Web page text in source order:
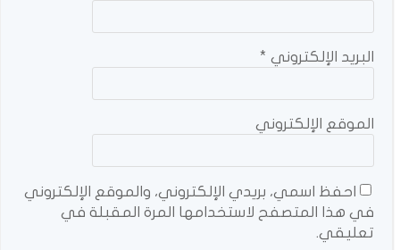
البريد الإلكتروني *
الموقع الإلكتروني
احفظ اسمي، بريدي الإلكتروني، والموقع الإلكتروني
في هذا المتصفح لاستخدامها المرة المقبلة في
تعليقي.